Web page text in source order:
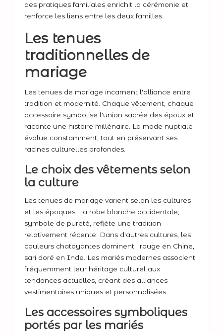
des pratiques familiales enrichit la cérémonie et
renforce les liens entre les deux familles.
Les tenues
traditionnelles de
mariage
Les tenues de mariage incarnent l'alliance entre
tradition et modernité. Chaque vêtement, chaque
accessoire symbolise l'union sacrée des époux et
raconte une histoire millénaire. La mode nuptiale
évolue constamment, tout en préservant ses
racines culturelles profondes.
Le choix des vêtements selon
la culture
Les tenues de mariage varient selon les cultures
et les époques. La robe blanche occidentale,
symbole de pureté, reflète une tradition
relativement récente. Dans d'autres cultures, les
couleurs chatoyantes dominent : rouge en Chine,
sari doré en Inde. Les mariés modernes associent
fréquemment leur héritage culturel aux
tendances actuelles, créant des alliances
vestimentaires uniques et personnalisées.
Les accessoires symboliques
portés par les mariés